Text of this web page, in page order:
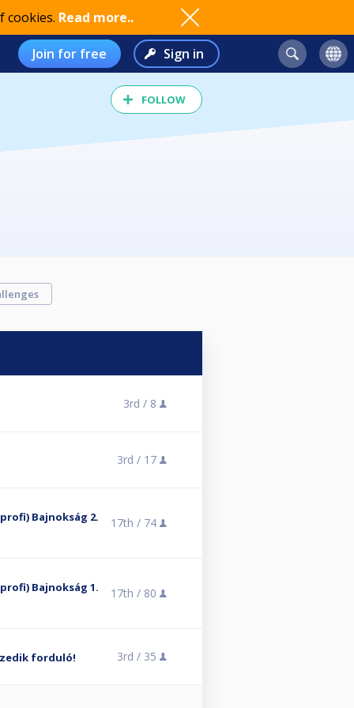
cookies. Read more..
Join for free Sign in
FOLLOW
3rd / 8
3rd / 17
Bajnokság 2.
17th / 74
Bajnokság 1.
17th / 80
forduló! 3rd / 35